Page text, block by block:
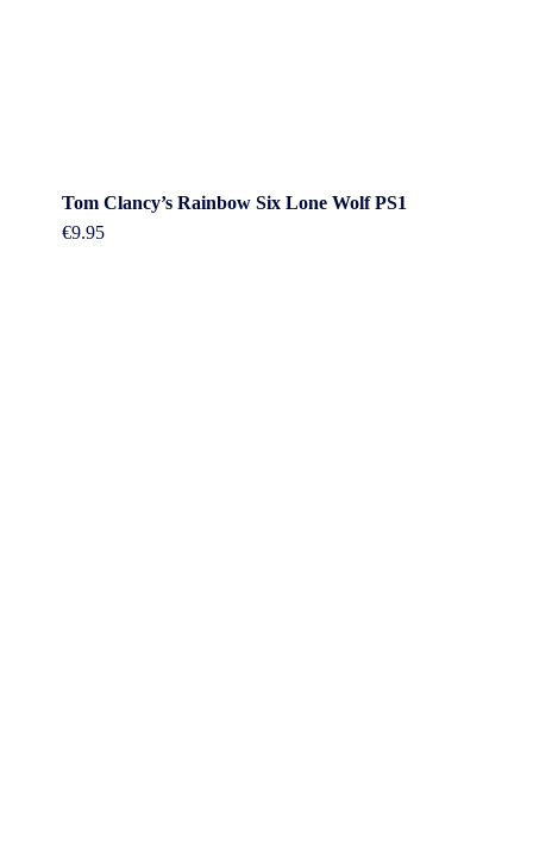
Tom Clancy’s Rainbow Six Lone Wolf PS1
€9.95